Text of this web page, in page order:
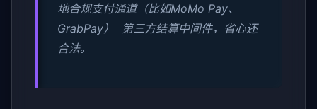
地合规支付通道（比如MoMo Pay、
GrabPay） 第三方结算中间件，省心还
合法。